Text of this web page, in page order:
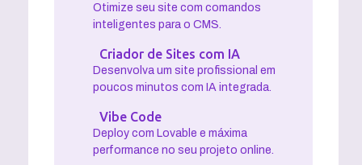
Otimize seu site com comandos
inteligentes para o CMS.
Criador de Sites com IA
Desenvolva um site profissional em
poucos minutos com IA integrada.
Vibe Code
Deploy com Lovable e máxima
performance no seu projeto online.